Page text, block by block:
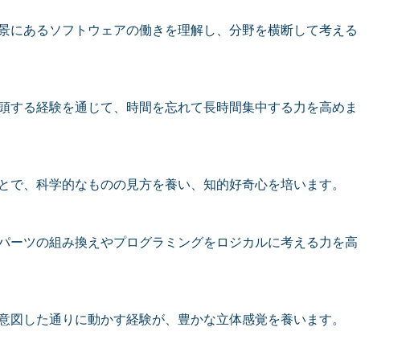
にあるソフトウェアの働きを理解し、分野を横断して考える
する経験を通じて、時間を忘れて長時間集中する力を高めま
、科学的なものの見方を養い、知的好奇心を培います。
ーツの組み換えやプログラミングをロジカルに考える力を高
した通りに動かす経験が、豊かな立体感覚を養います。